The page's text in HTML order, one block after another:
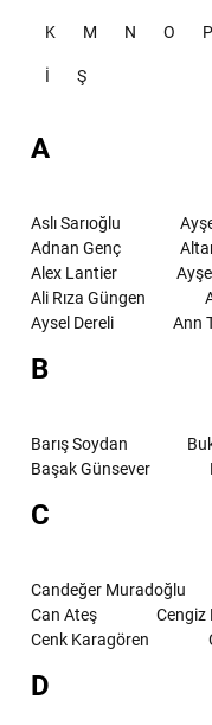
K M N O P
İ Ş
A
Aslı Sarıoğlu
Adnan Genç
Alex Lantier
Ali Rıza Güngen
Aysel Dereli
Ann
B
Barış Soydan
Başak Günsever
C
Candeğer Muradoğlu
Can Ateş
Cengiz
Cenk Karagören
D